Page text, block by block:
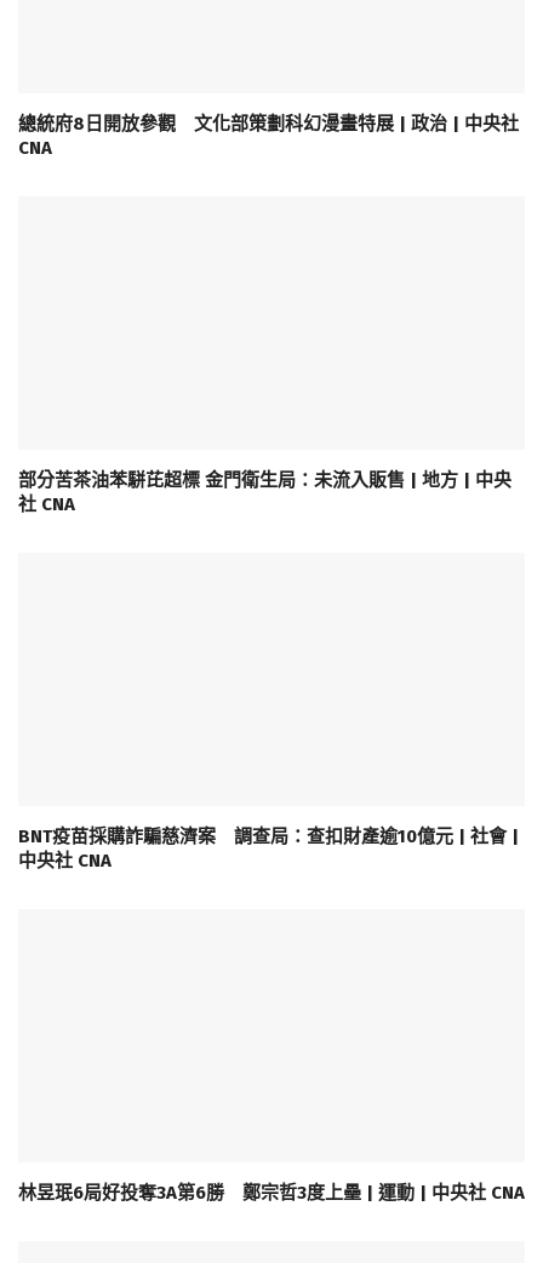
總統府8日開放參觀 文化部策劃科幻漫畫特展 | 政治 | 中央社
CNA
部分苦茶油苯駢芘超標 金門衛生局：未流入販售 | 地方 | 中央
社 CNA
BNT疫苗採購詐騙慈濟案 調查局：查扣財產逾10億元 | 社會 |
中央社 CNA
林昱珉6局好投奪3A第6勝 鄭宗哲3度上壘 | 運動 | 中央社 CNA